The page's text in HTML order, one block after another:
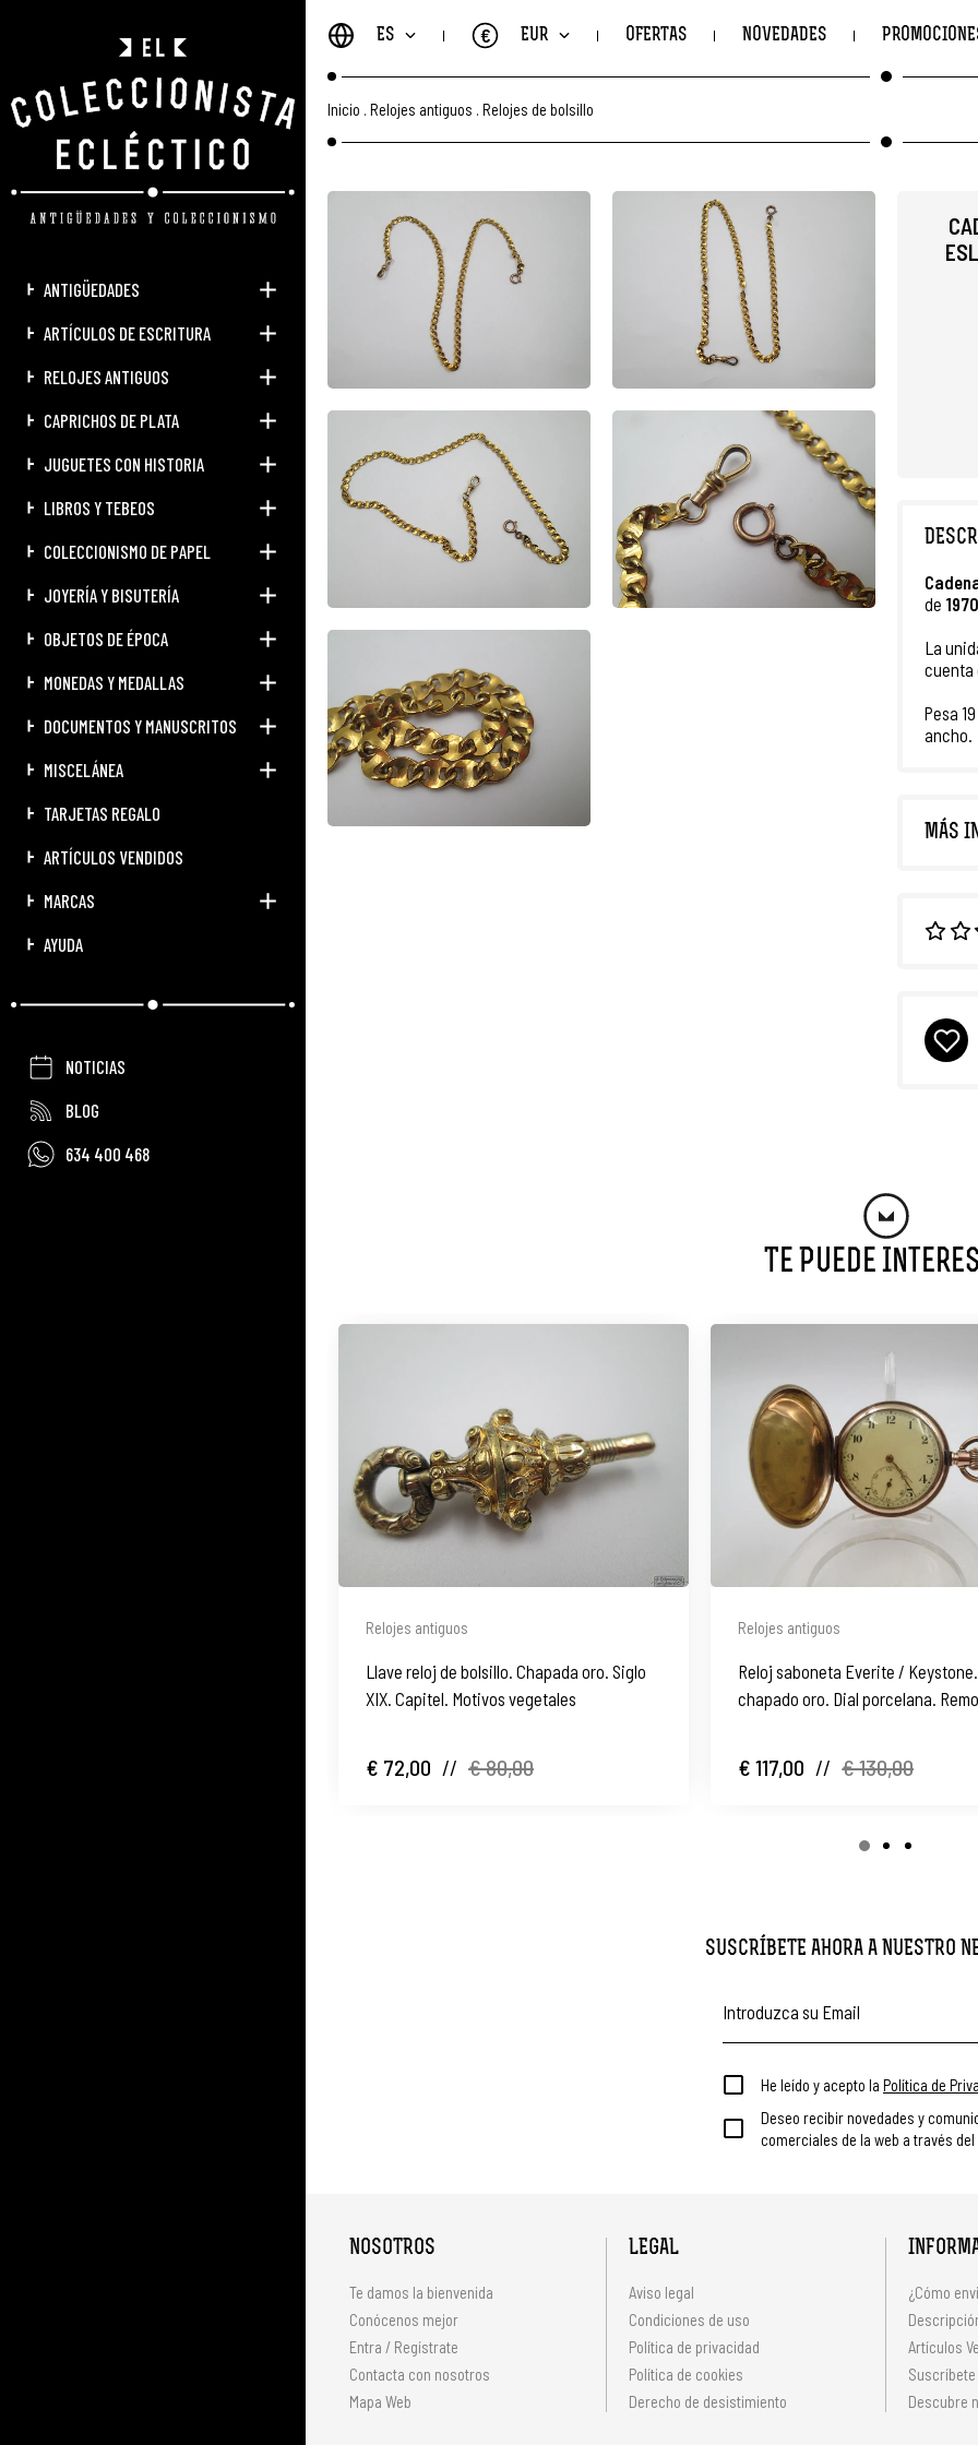
ANTIGÜEDADES
ARTÍCULOS DE ESCRITURA
RELOJES ANTIGUOS
CAPRICHOS DE PLATA
JUGUETES CON HISTORIA
LIBROS Y TEBEOS
COLECCIONISMO DE PAPEL
JOYERÍA Y BISUTERÍA
OBJETOS DE ÉPOCA
MONEDAS Y MEDALLAS
DOCUMENTOS Y MANUSCRITOS
MISCELÁNEA
TARJETAS REGALO
ARTÍCULOS VENDIDOS
MARCAS
AYUDA
NOTICIAS
BLOG
634 400 468
ES EUR
€ OFERTAS NOVEDADES
Inicio Relojes antiguos Relojes de bolsillo
de 1970
La
cuenta
Pesa
ancho.
MÁS
Te Puede
Relojes antiguos
Llave reloj de bolsillo. Chapada oro. Siglo
XIX. Capitel. Motivos vegetales
€ 72,00 // € 80,00
Relojes antiguos
Reloj saboneta Everite /
chapado oro. Dial porcelana.
€ 117,00 // € 130,00
SUSCRÍBETE AHORA A NUESTRO
He leído y acepto la Política de
Deseo recibir novedades y
comerciales de la web a través
NOSOTROS
Te damos la bienvenida
Conócenos mejor
Entra / Regístrate
Contacta con nosotros
Mapa Web
LEGAL
Aviso legal
Condiciones de uso
Política de privacidad
Política de cookies
Derecho de desistimiento
¿Cómo
Artículos
Descubre